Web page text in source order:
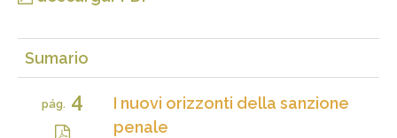
Sumario
pág.4
I nuovi orizzonti della sanzione
penale